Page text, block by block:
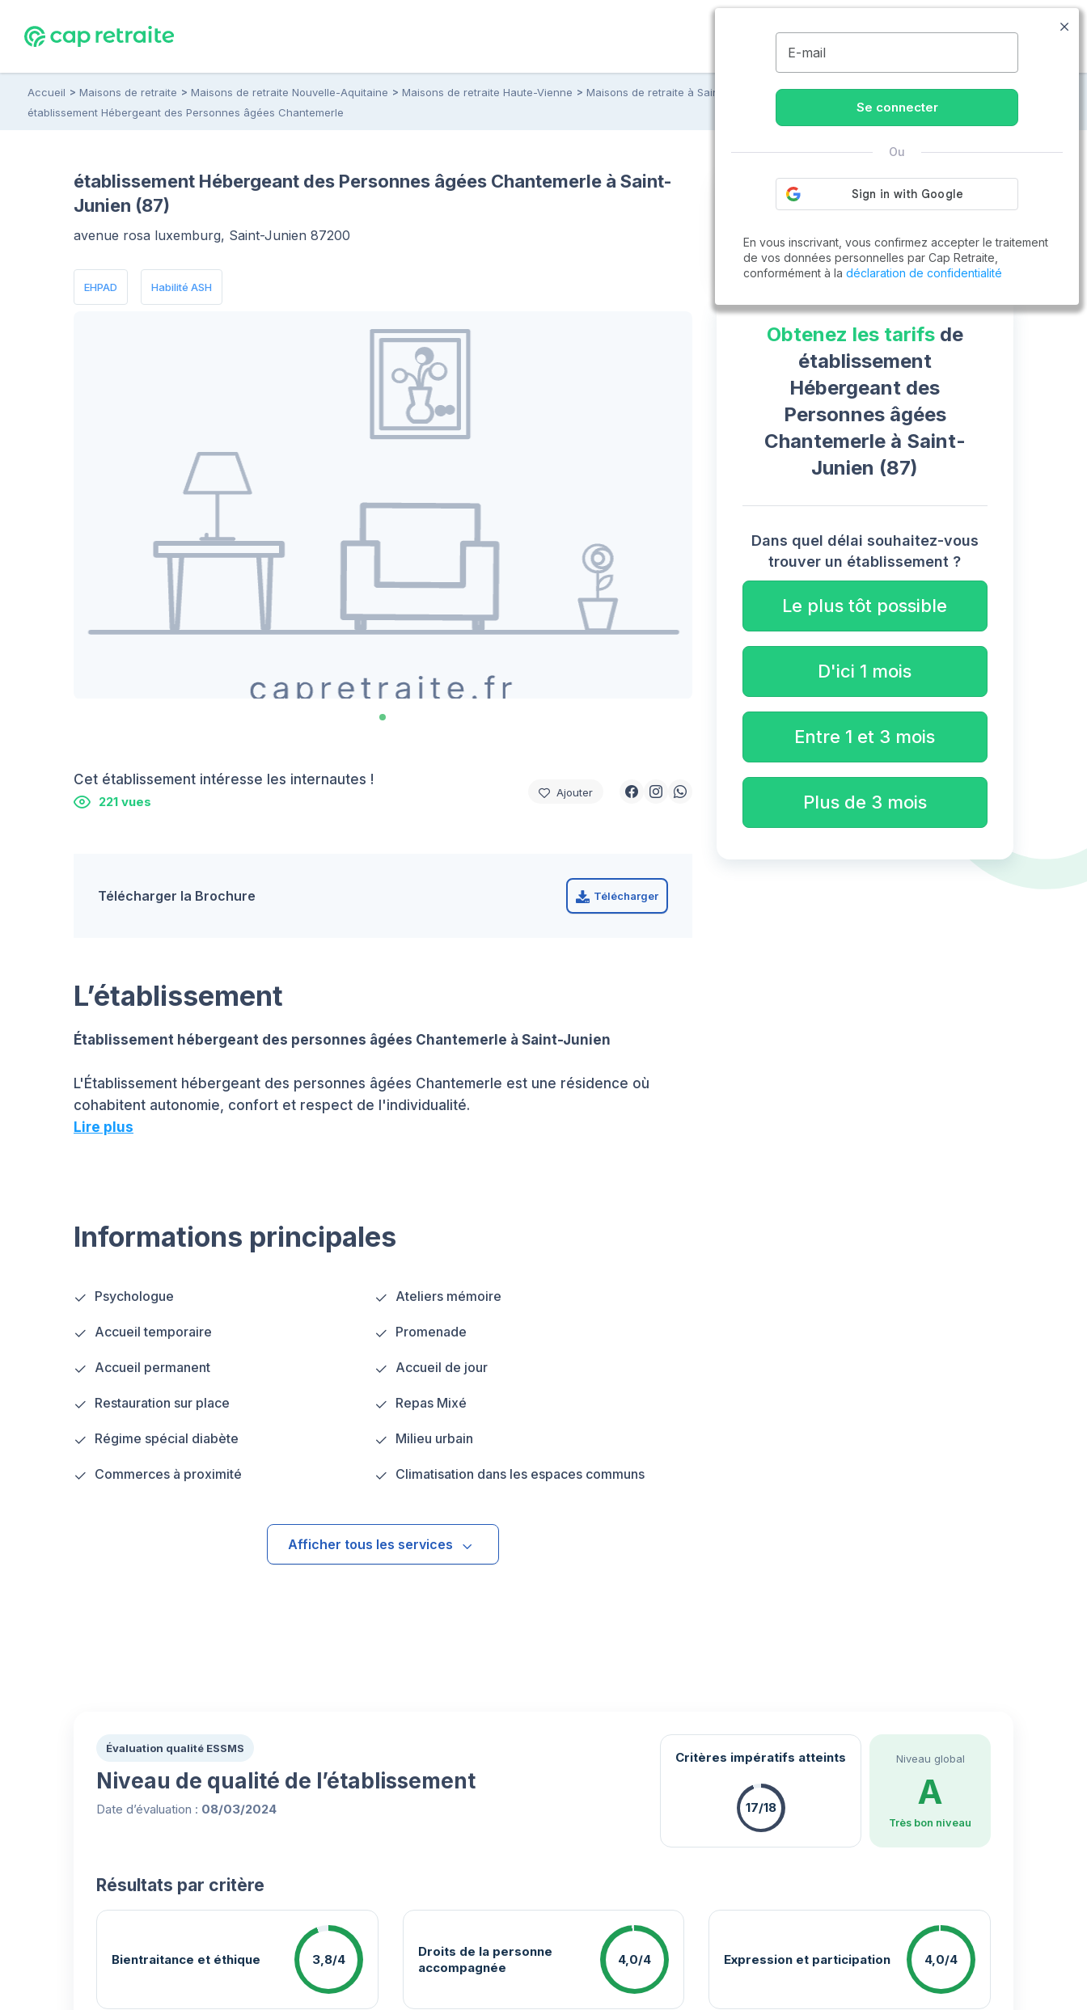
09.74.59.59.57
Accueil Maisons de retraite Maisons de retraite Nouvelle-Aquitaine Maisons de retraite Haute-Vienne
Maisons de retraite à Saint-Junien
établissement Hébergeant des Personnes âgées Chantemerle
Cet établissement intéresse les internautes !
221 vues
Ajouter
Télécharger la Brochure Télécharger
établissement Hébergeant des Personnes âgées Chantemerle à Saint-
Junien (87)
avenue rosa luxemburg, Saint-Junien 87200
EHPAD Habilité ASH
L’établissement
Établissement hébergeant des personnes âgées Chantemerle à Saint-Junien
L'Établissement hébergeant des personnes âgées Chantemerle est une résidence où
cohabitent autonomie, confort et respect de l'individualité.
Lire plus
Informations principales
Psychologue Ateliers mémoire
Accueil temporaire Promenade
Accueil permanent Accueil de jour
Restauration sur place Repas Mixé
Régime spécial diabète Milieu urbain
Commerces à proximité Climatisation dans les espaces communs
Afficher tous les services
Vous cherchez un emploi !
Cap Retraite vous aide à trouver un emploi
Postuler en ligne
Obtenez les tarifs de
établissement
Hébergeant des
Personnes âgées
Chantemerle à Saint-
Junien (87)
Dans quel délai souhaitez-vous
trouver un établissement ?
Le plus tôt possible
D'ici 1 mois
Entre 1 et 3 mois
Plus de 3 mois
Évaluation qualité ESSMS
Niveau de qualité de l’établissement
Date d’évaluation : 08/03/2024
Niveau global
A
Très bon niveau
Critères impératifs atteints
17/18
Résultats par critère
Bientraitance et éthique 3,8/4
Droits de la personne
accompagnée
4,0/4 Expression et participation 4,0/4
E-mail
Se connecter
Ou
En vous inscrivant, vous confirmez accepter le traitement
de vos données personnelles par Cap Retraite,
conformément à la déclaration de confidentialité